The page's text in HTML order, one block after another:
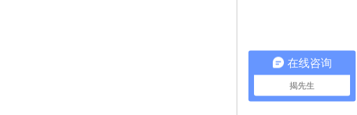
在线咨询
揭先生